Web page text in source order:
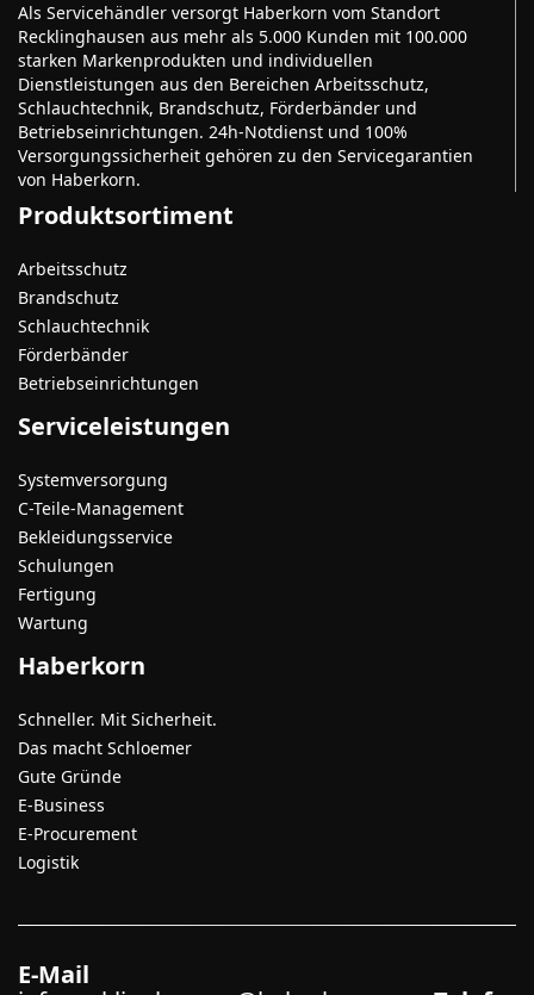
Als Servicehändler versorgt Haberkorn vom Standort
Recklinghausen aus mehr als 5.000 Kunden mit 100.000
starken Markenprodukten und individuellen
Dienstleistungen aus den Bereichen Arbeitsschutz,
Schlauchtechnik, Brandschutz, Förderbänder und
Betriebseinrichtungen. 24h-Notdienst und 100%
Versorgungssicherheit gehören zu den Servicegarantien
von Haberkorn.
Produktsortiment
Arbeitsschutz
Brandschutz
Schlauchtechnik
Förderbänder
Betriebseinrichtungen
Serviceleistungen
Systemversorgung
C-Teile-Management
Bekleidungsservice
Schulungen
Fertigung
Wartung
Haberkorn
Schneller. Mit Sicherheit.
Das macht Schloemer
Gute Gründe
E-Business
E-Procurement
Logistik
E-Mail